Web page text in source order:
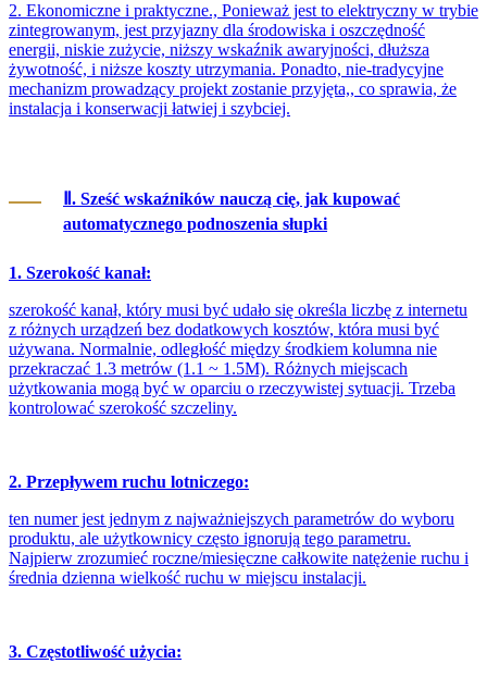
2. Ekonomiczne i praktyczne., Ponieważ jest to elektryczny w trybie
zintegrowanym, jest przyjazny dla środowiska i oszczędność
energii, niskie zużycie, niższy wskaźnik awaryjności, dłuższa
żywotność, i niższe koszty utrzymania. Ponadto, nie-tradycyjne
mechanizm prowadzący projekt zostanie przyjęta,, co sprawia, że
instalacja i konserwacji łatwiej i szybciej.
Ⅱ. Sześć wskaźników nauczą cię, jak kupować
automatycznego podnoszenia słupki
1. Szerokość kanał:
szerokość kanał, który musi być udało się określa liczbę z internetu
z różnych urządzeń bez dodatkowych kosztów, która musi być
używana. Normalnie, odległość między środkiem kolumna nie
przekraczać 1.3 metrów (1.1 ~ 1.5M). Różnych miejscach
użytkowania mogą być w oparciu o rzeczywistej sytuacji. Trzeba
kontrolować szerokość szczeliny.
2. Przepływem ruchu lotniczego:
ten numer jest jednym z najważniejszych parametrów do wyboru
produktu, ale użytkownicy często ignorują tego parametru.
Najpierw zrozumieć roczne/miesięczne całkowite natężenie ruchu i
średnia dzienna wielkość ruchu w miejscu instalacji.
3. Częstotliwość użycia: